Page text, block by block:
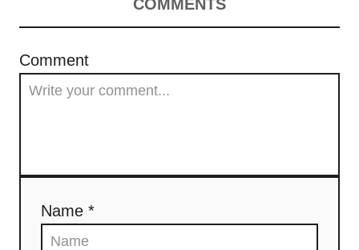
COMMENTS
Comment
Name *